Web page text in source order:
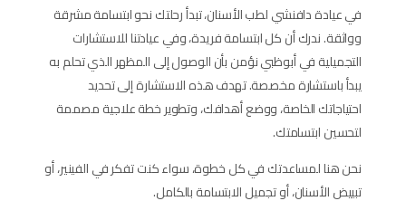
في عيادة دافنشي لطب الأسنان، تبدأ رحلتك نحو ابتسامة مشرقة
وواثقة. ندرك أن كل ابتسامة فريدة، وفي عيادتنا للاستشارات
التجميلية في أبوظبي نؤمن بأن الوصول إلى المظهر الذي تحلم به
يبدأ باستشارة مخصصة. تهدف هذه الاستشارة إلى تحديد
احتياجاتك الخاصة، ووضع أهدافك، وتطوير خطة علاجية مصممة
لتحسين ابتسامتك.
نحن هنا لمساعدتك في كل خطوة، سواء كنت تفكر في الفينير، أو
تبييض الأسنان، أو تجميل الابتسامة بالكامل.